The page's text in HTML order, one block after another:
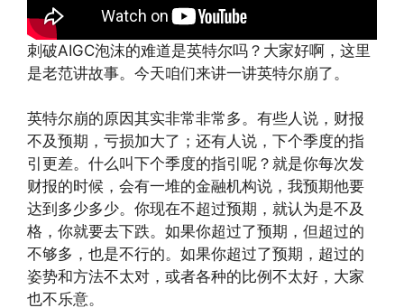
刺破AIGC泡沫的难道是英特尔吗？大家好啊，这里
是老范讲故事。今天咱们来讲一讲英特尔崩了。
英特尔崩的原因其实非常非常多。有些人说，财报
不及预期，亏损加大了；还有人说，下个季度的指
引更差。什么叫下个季度的指引呢？就是你每次发
财报的时候，会有一堆的金融机构说，我预期他要
达到多少多少。你现在不超过预期，就认为是不及
格，你就要去下跌。如果你超过了预期，但超过的
不够多，也是不行的。如果你超过了预期，超过的
姿势和方法不太对，或者各种的比例不太好，大家
也不乐意。